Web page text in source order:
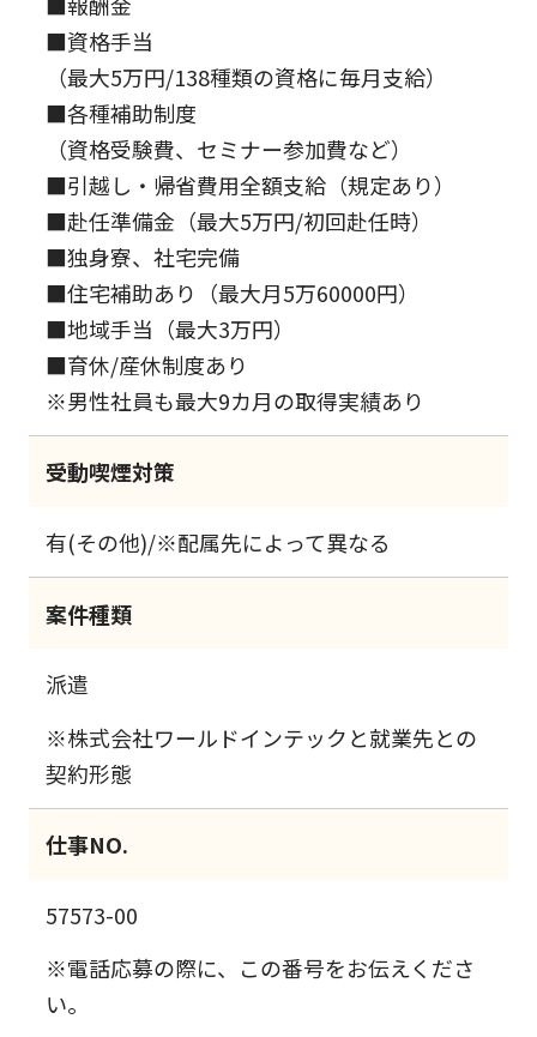
■資格手当
（最大5万円/138種類の資格に毎月支給）
■各種補助制度
（資格受験費、セミナー参加費など）
■引越し・帰省費用全額支給（規定あり）
■赴任準備金（最大5万円/初回赴任時）
■独身寮、社宅完備
■住宅補助あり（最大月5万60000円）
■地域手当（最大3万円）
■育休/産休制度あり
※男性社員も最大9カ月の取得実績あり
受動喫煙対策
有(その他)/※配属先によって異なる
案件種類
派遣
※株式会社ワールドインテックと就業先との
契約形態
仕事NO.
57573-00
※電話応募の際に、この番号をお伝えくださ
い。